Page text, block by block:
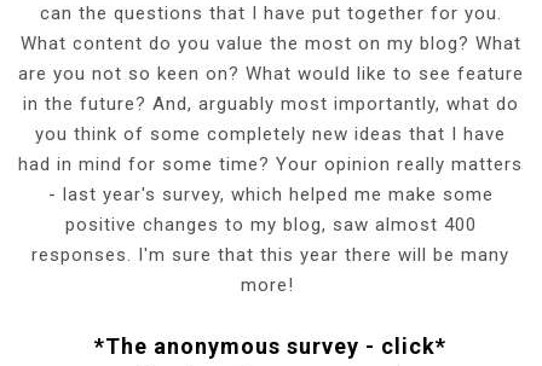
can the questions that I have put together for you.
What content do you value the most on my blog? What
are you not so keen on? What would like to see feature
in the future? And, arguably most importantly, what do
you think of some completely new ideas that I have
had in mind for some time? Your opinion really matters
- last year's survey, which helped me make some
positive changes to my blog, saw almost 400
responses. I'm sure that this year there will be many
more!
*The anonymous survey - click*